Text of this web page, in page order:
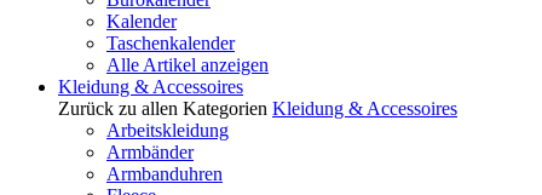
Kalender
Taschenkalender
Alle Artikel anzeigen
Kleidung & Accessoires
Zurück zu allen Kategorien Kleidung & Accessoires
Arbeitskleidung
Armbänder
Armbanduhren